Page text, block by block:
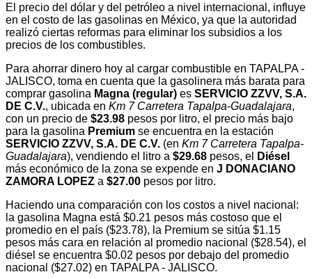
El precio del dólar y del petróleo a nivel internacional, influye
en el costo de las gasolinas en México, ya que la autoridad
realizó ciertas reformas para eliminar los subsidios a los
precios de los combustibles.
Para ahorrar dinero hoy al cargar combustible en TAPALPA -
JALISCO, toma en cuenta que la gasolinera más barata para
comprar gasolina Magna (regular) es SERVICIO ZZVV, S.A.
DE C.V., ubicada en Km 7 Carretera Tapalpa-Guadalajara,
con un precio de $23.98 pesos por litro, el precio más bajo
para la gasolina Premium se encuentra en la estación
SERVICIO ZZVV, S.A. DE C.V. (en Km 7 Carretera Tapalpa-
Guadalajara), vendiendo el litro a $29.68 pesos, el
Diésel
más económico de la zona se expende en J DONACIANO
ZAMORA LOPEZ a $27.00 pesos por litro.
Haciendo una comparación con los costos a nivel nacional:
la gasolina Magna está $0.21 pesos más costoso que el
promedio en el país ($23.78), la Premium se sitúa $1.15
pesos más cara en relación al promedio nacional ($28.54), el
diésel se encuentra $0.02 pesos por debajo del promedio
nacional ($27.02) en TAPALPA - JALISCO.